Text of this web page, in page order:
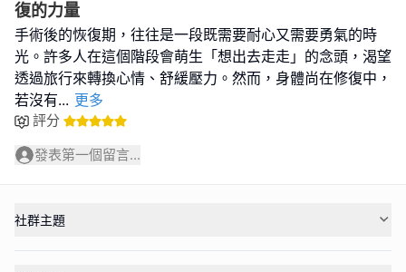
復的力量
手術後的恢復期，往往是一段既需要耐心又需要勇氣的時
光。許多人在這個階段會萌生「想出去走走」的念頭，渴望
透過旅行來轉換心情、舒緩壓力。然而，身體尚在修復中，
若沒有... 更多
評分
發表第一個留言...
社群主題